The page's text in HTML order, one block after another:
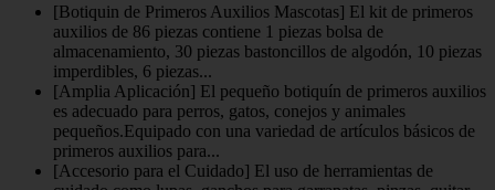
[Botiquin de Primeros Auxilios Mascotas] El kit de primeros
auxilios de 86 piezas contiene 1 piezas bolsa de
almacenamiento, 30 piezas bastoncillos de algodón, 10 piezas
imperdibles, 6 piezas...
[Amplia Aplicación] El pequeño botiquín de primeros auxilios
es adecuado para perros, gatos, conejos y animales
pequeños.Equipado con una variedad de artículos básicos de
primeros auxilios para...
[Accesorio para el Cuidado] El uso de herramientas de